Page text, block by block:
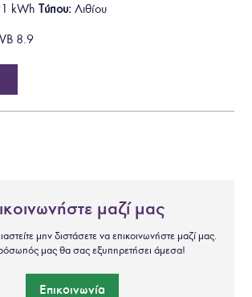
kWh Τύπου: Λιθίου
8.9
μαζί μας
μην διστάσετε να επικοινωνήστε μαζί μας.
μας θα σας εξυπηρετήσει άμεσα!
Επικοινωνία